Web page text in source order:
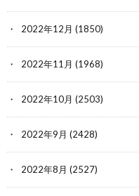
2022年12月 (1850)
2022年11月 (1968)
2022年10月 (2503)
2022年9月 (2428)
2022年8月 (2527)